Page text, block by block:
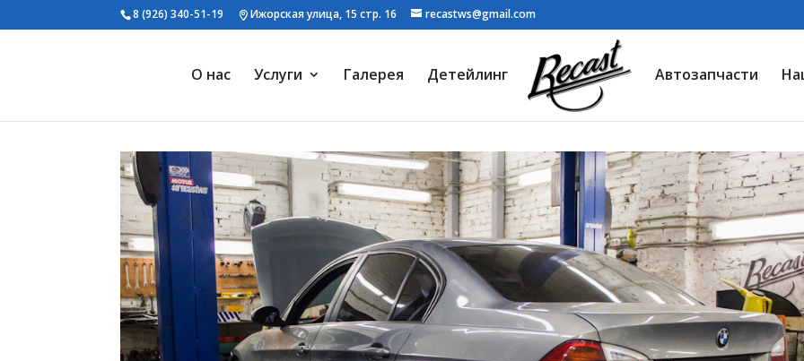
8 (926) 340-51-19 Ижорская улица, 15 стр. 16 recastws@gmail.com
О нас Услуги Галерея Детейлинг Автозапчасти